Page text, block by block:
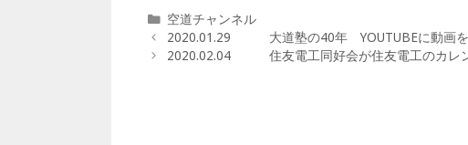
カ
テ
ゴ
空道チャンネル
2020.01.29 大道塾の40年 YOUTUBEに動画を
2020.02.04 住友電工同好会が住友電工のカレン